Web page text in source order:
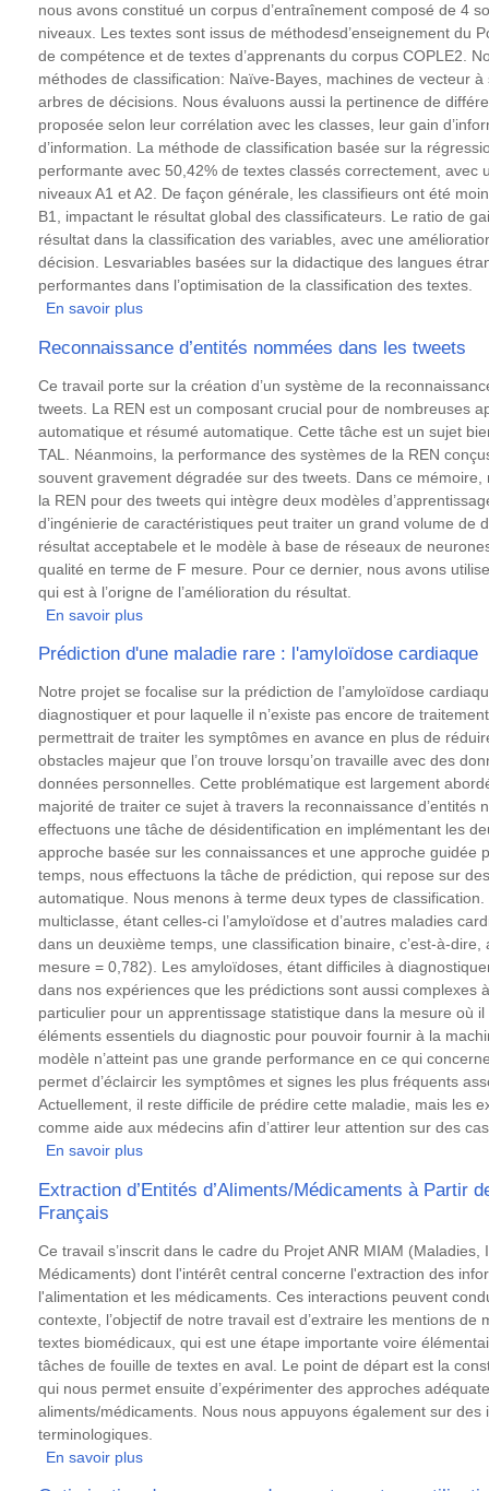
classification
de
courts
textes
nous avons constitué un corpus d’entraînement composé de 4
niveaux. Les textes sont issus de méthodesd’enseignement du
de compétence et de textes d’apprenants du corpus COPLE2.
méthodes de classification: Naïve-Bayes, machines de vecteur
arbres de décisions. Nous évaluons aussi la pertinence de
proposée selon leur corrélation avec les classes, leur gain
d’information. La méthode de classification basée sur la
performante avec 50,42% de textes classés correctement, avec
niveaux A1 et A2. De façon générale, les classifieurs ont été
B1, impactant le résultat global des classificateurs. Le ratio de
résultat dans la classification des variables, avec une
décision. Lesvariables basées sur la didactique des langues
performantes dans l’optimisation de la classification des textes.
En savoir plus
automatique
la
lisibilité
dans
l’apprentissage
du
portugais
comme
langue
étrangère
Reconnaissance d’entités nommées dans les tweets
Résumé
Ce travail porte sur la création d’un système de la
tweets. La REN est un composant crucial pour de nombreuses
automatique et résumé automatique. Cette tâche est un sujet
TAL. Néanmoins, la performance des systèmes de la REN
souvent gravement dégradée sur des tweets. Dans ce
la REN pour des tweets qui intègre deux modèles
d’ingénierie de caractéristiques peut traiter un grand volume de
résultat acceptabele et le modèle à base de réseaux de
qualité en terme de F mesure. Pour ce dernier, nous avons
qui est à l’origne de l’amélioration du résultat.
En savoir plus
d’entités
nommées
dans
les
Prédiction d'une maladie rare : l'amyloïdose cardiaque
Résumé
Notre projet se focalise sur la prédiction de l’amyloïdose
diagnostiquer et pour laquelle il n’existe pas encore de
permettrait de traiter les symptômes en avance en plus de
obstacles majeur que l’on trouve lorsqu’on travaille avec des
données personnelles. Cette problématique est largement
majorité de traiter ce sujet à travers la reconnaissance d’entités
effectuons une tâche de désidentification en implémentant les
approche basée sur les connaissances et une approche guidée
temps, nous effectuons la tâche de prédiction, qui repose sur
automatique. Nous menons à terme deux types de
multiclasse, étant celles-ci l’amyloïdose et d’autres maladies
dans un deuxième temps, une classification binaire, c’est-à-
mesure = 0,782). Les amyloïdoses, étant difficiles à
dans nos expériences que les prédictions sont aussi complexes
particulier pour un apprentissage statistique dans la mesure où
éléments essentiels du diagnostic pour pouvoir fournir à la
modèle n’atteint pas une grande performance en ce qui
permet d’éclaircir les symptômes et signes les plus fréquents
Actuellement, il reste difficile de prédire cette maladie, mais les
comme aide aux médecins afin d’attirer leur attention sur des
En savoir plus
d'une
rare
:
l'amyloïdose
cardiaque
Extraction d’Entités d’Aliments/Médicaments à Partir
Français
Résumé
Ce travail s’inscrit dans le cadre du Projet ANR MIAM (Maladies,
Médicaments) dont l'intérêt central concerne l'extraction des
l'alimentation et les médicaments. Ces interactions peuvent
contexte, l’objectif de notre travail est d’extraire les mentions
textes biomédicaux, qui est une étape importante voire
tâches de fouille de textes en aval. Le point de départ est la
qui nous permet ensuite d’expérimenter des approches
aliments/médicaments. Nous nous appuyons également sur
terminologiques.
En savoir plus